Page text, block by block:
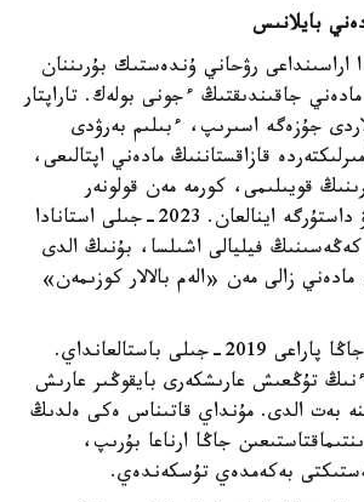
بايلانىس
اراسىنداعى رۋحاني ۇندەستىك بۇرىننان
جاقىندىقتىڭ ءجونى بولەك. تاراپتار
جۇزەگە اسىرىپ، ءبىلىم بەرۋدى
قازاقستاننىڭ مادەني اپتالىعى،
قويىلىمى، كورمە مەن قولونەر
جارمەڭكەسىن وتكىزۋ داستۇرگە اينالعان. 2023-جىلى استانادا
كەڭەسىنىڭ فيليالى اشىلسا، بۇنىڭ الدى
زالى مەن «الەم بالالار كوزىمەن»
ەكىجاقتى تاريحتىڭ جاڭا پاراعى 2019-جىلى باستالعانداي.
تۇڭعىش عارىشكەرى بايقوڭىر عارىش
بەت الدى. مۇنداي قاتىناس ەكى ەلدىڭ
جاڭا ارناعا بۇرىپ،
بەكەمدەي تۇسكەندەي.